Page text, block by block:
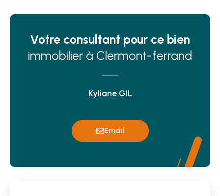
Votre consultant pour ce bien
immobilier à Clermont-ferrand
Kyliane GIL
Email